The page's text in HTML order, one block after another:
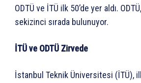
ODTÜ ve İTÜ ilk 50’de yer aldı.
sekizinci sırada bulunuyor.
İTÜ ve ODTÜ Zirvede
İstanbul Teknik Üniversitesi (İTÜ),